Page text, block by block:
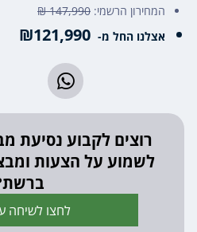
המחירון הרשמי: 147,990 ₪
אצלנו החל מ-
רוצים לקבוע נסיעת
לשמוע על הצעות
לחצו לשיחה